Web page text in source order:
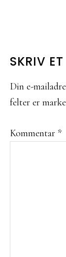
SKRIV
Din e-
felter er
Kommentar *